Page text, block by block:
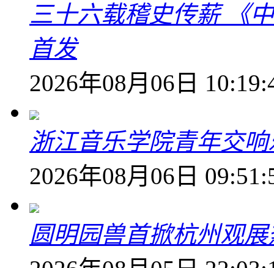
三十六载稽史传薪 《
首发
2026年08月06日
浙江音乐学院青年交
2026年08月06日
圆明园兽首掀杭州观